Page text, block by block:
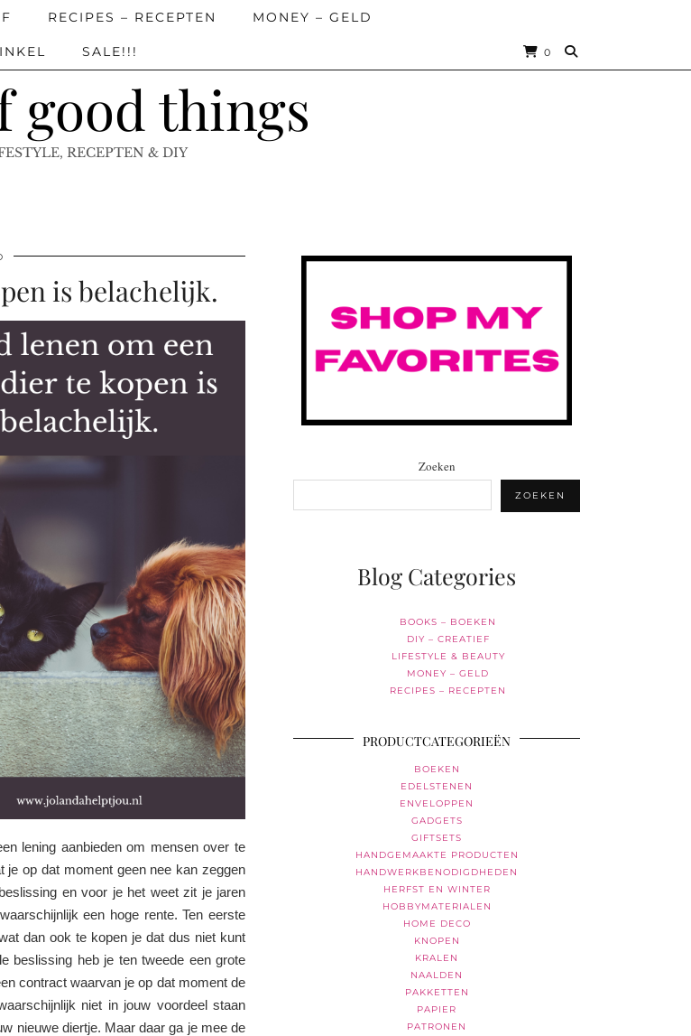
good things
RECEPTEN & DIY
RECIPES – RECEPTEN MONEY – GELD
SALE!!! 0
is belachelijk.
lening aanbieden om mensen over te
je op dat moment geen nee kan zeggen
en voor je het weet zit je jaren
een hoge rente. Ten eerste
dan ook te kopen je dat dus niet kunt
beslissing heb je ten tweede een grote
contract waarvan je op dat moment de
niet in jouw voordeel staan
nieuwe diertje. Maar daar ga je mee de
Zoeken
ZOEKEN
Blog Categories
BOOKS – BOEKEN
DIY – CREATIEF
LIFESTYLE & BEAUTY
MONEY – GELD
RECIPES – RECEPTEN
PRODUCTCATEGORIEËN
BOEKEN
EDELSTENEN
ENVELOPPEN
GADGETS
GIFTSETS
HANDGEMAAKTE PRODUCTEN
HANDWERKBENODIGDHEDEN
HERFST EN WINTER
HOBBYMATERIALEN
HOME DECO
KNOPEN
KRALEN
NAALDEN
PAKKETTEN
PAPIER
PATRONEN